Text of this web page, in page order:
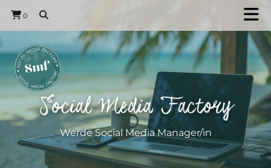
0
Social Media Factory
Werde Social Media Manager/in